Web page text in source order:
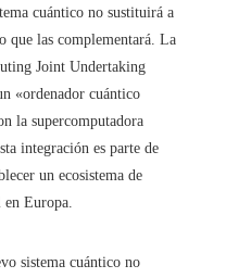
cuántico no sustituirá a
que las complementará. La
Joint Undertaking
«ordenador cuántico
la supercomputadora
integración es parte de
un ecosistema de
Europa.
sistema cuántico no